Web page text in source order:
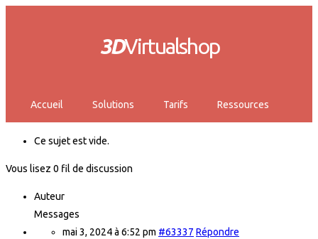
3DVirtualshop
Accueil Solutions Tarifs Ressources
Ce sujet est vide.
Vous lisez 0 fil de discussion
Auteur
Messages
mai 3, 2024 à 6:52 pm #63337 Répondre